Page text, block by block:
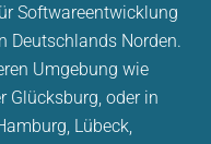
Softwareentwicklung
Deutschlands Norden.
Umgebung wie
Glücksburg, oder in
Lübeck,